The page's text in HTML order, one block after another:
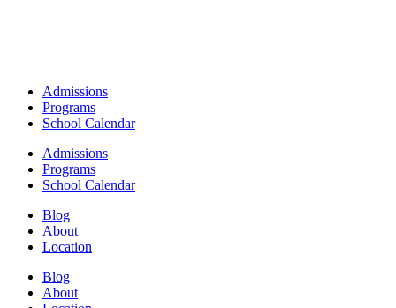
Admissions
Programs
School Calendar
Admissions
Programs
School Calendar
Blog
About
Location
Blog
About